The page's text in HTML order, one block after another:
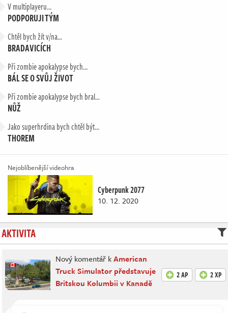
V multiplayeru...
PODPORUJI TÝM
Chtěl bych žít v/na…
BRADAVICÍCH
Při zombie apokalypse bych...
BÁL SE O SVŮJ ŽIVOT
Při zombie apokalypse bych bral…
NŮŽ
Jako superhrdina bych chtěl být...
THOREM
Nejoblíbenější videohra
Cyberpunk 2077
10. 12. 2020
AKTIVITA
Nový komentář kAmerican
Truck Simulator představuje
Britskou Kolumbii v Kanadě
2 AP 2 XP